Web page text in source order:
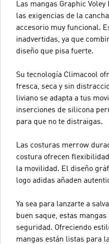
Las mangas Graphic
las exigencias de la
accesorio muy funcional.
inadvertidas, ya que
diseño que pisa fuerte.
Su tecnología Climacool
fresca, seca y sin
liviano se adapta a tus
inserciones de silicona
para que no te distraigas.
Las costuras merrow
costura ofrecen
la movilidad. El diseño
logo adidas añaden
Ya sea para lanzarte a
buen saque, estas
seguridad. Ofreciendo
mangas están listas para